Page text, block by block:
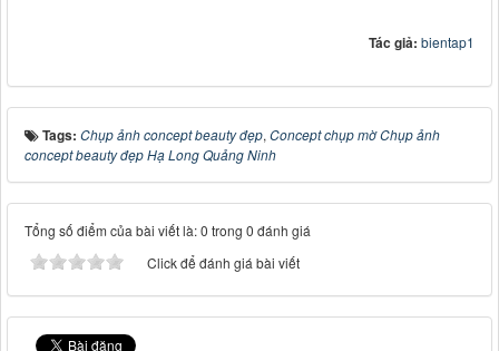
Tác giả: bientap1
Tags: Chụp ảnh concept beauty đẹp, Concept chụp mờ Chụp ảnh
concept beauty đẹp Hạ Long Quảng Ninh
Tổng số điểm của bài viết là: 0 trong 0 đánh giá
Click để đánh giá bài viết